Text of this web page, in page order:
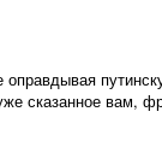
сказанное вам,